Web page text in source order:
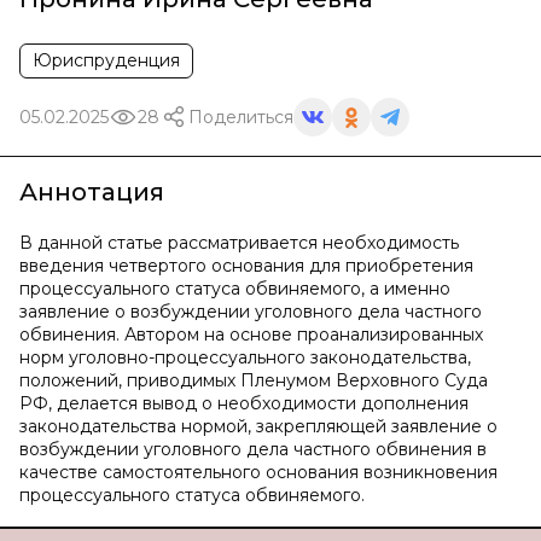
Юриспруденция
05.02.2025 28 Поделиться
Аннотация
В данной статье рассматривается необходимость
введения четвертого основания для приобретения
процессуального статуса обвиняемого, а именно
заявление о возбуждении уголовного дела частного
обвинения. Автором на основе проанализированных
норм уголовно-процессуального законодательства,
положений, приводимых Пленумом Верховного Суда
РФ, делается вывод о необходимости дополнения
законодательства нормой, закрепляющей заявление о
возбуждении уголовного дела частного обвинения в
качестве самостоятельного основания возникновения
процессуального статуса обвиняемого.